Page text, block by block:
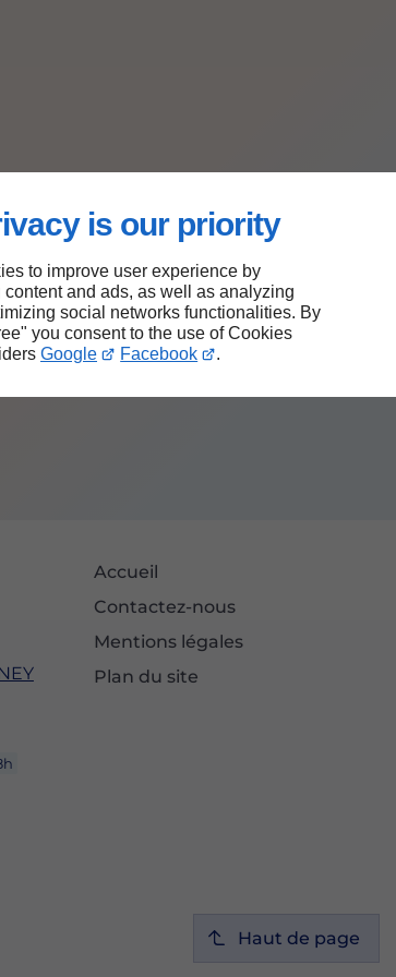
is our priority
to improve user experience by
and ads, as well as analyzing
social networks functionalities. By
you consent to the use of Cookies
Google Facebook .
Accueil
Contactez-nous
Mentions légales
Plan du site
Haut de page